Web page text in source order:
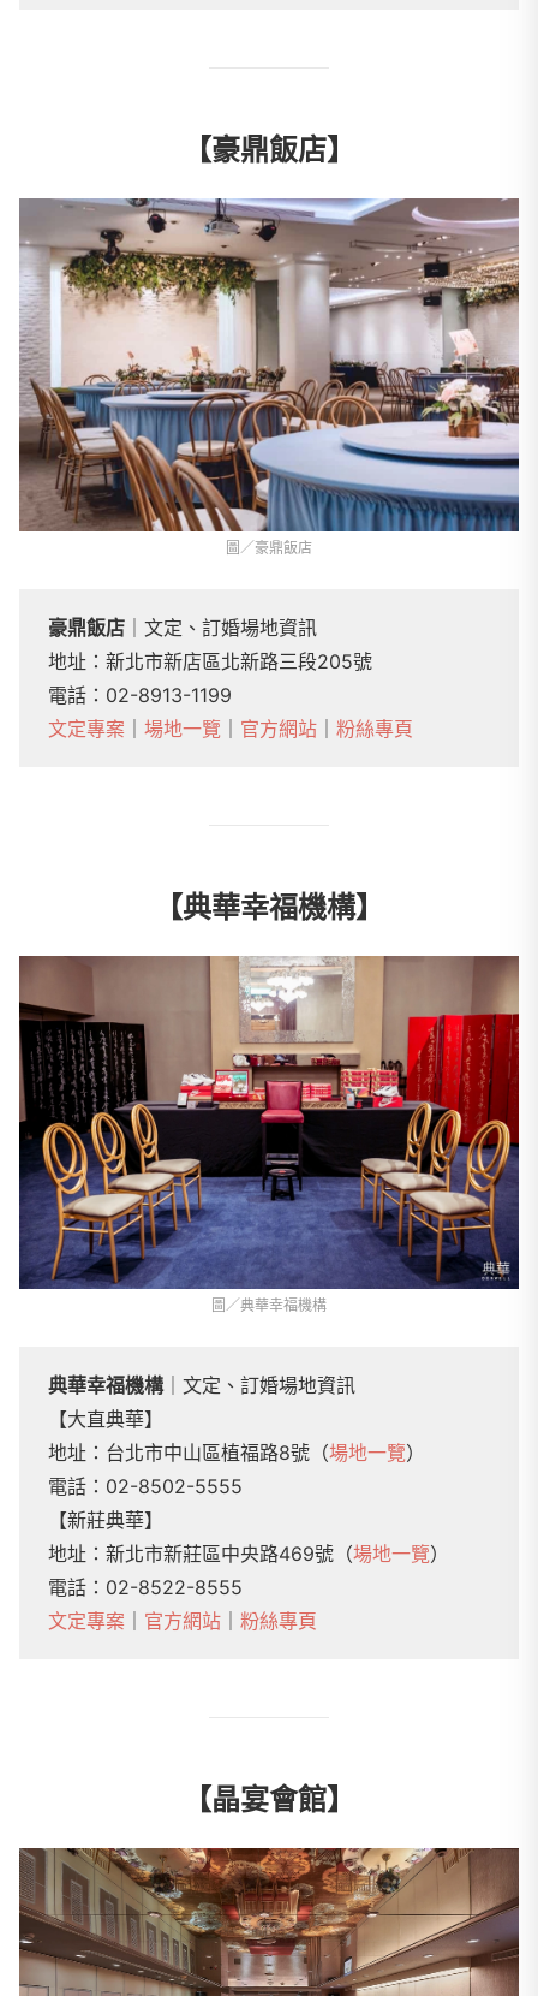
【豪鼎飯店】
圖／豪鼎飯店
豪鼎飯店 ｜文定、訂婚場地資訊
地址：新北市新店區北新路三段205號
電話：02-8913-1199
文定專案
場地一覽 官方網站 粉絲專頁
【典華幸福機構】
圖／典華幸福機構
典華幸福機構｜文定、訂婚場地資訊
【大直典華】
地址：台北市中山區植福路8號（場地一覽）
電話：02-8502-5555
【新莊典華】
地址：新北市新莊區中央路469號（場地一覽）
電話：02-8522-8555
文定專案
官方網站 粉絲專頁
【晶宴會館】